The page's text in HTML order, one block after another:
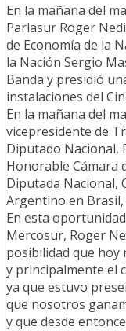
En la mañana del
Parlasur Roger
de Economía de la
la Nación Sergio
Banda y presidió
instalaciones del
En la mañana del
vicepresidente de
Diputado Nacional,
Honorable Cámara
Diputada Nacional,
Argentino en Brasil,
En esta
Mercosur, Roger
posibilidad que hoy
y principalmente el
ya que estuvo
que nosotros
y que desde